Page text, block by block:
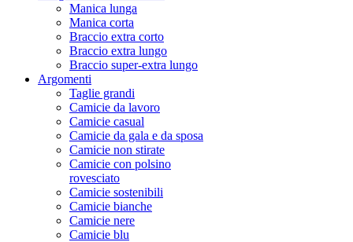
Manica lunga
Manica corta
Braccio extra corto
Braccio extra lungo
Braccio super-extra lungo
Argomenti
Taglie grandi
Camicie da lavoro
Camicie casual
Camicie da gala e da sposa
Camicie non stirate
Camicie con polsino
rovesciato
Camicie sostenibili
Camicie bianche
Camicie nere
Camicie blu